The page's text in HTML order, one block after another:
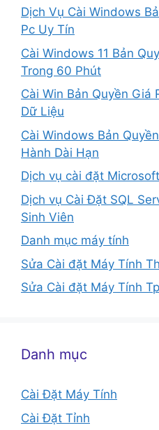
Dịch Vụ Cài Windows
Pc Uy Tín
Cài Windows 11 Bản
Trong 60 Phút
Cài Win Bản Quyền Giá
Dữ Liệu
Cài Windows Bản
Hành Dài Hạn
Dịch vụ cài đặt
Dịch vụ Cài Đặt SQL
Sinh Viên
Danh mục máy tính
Sửa Cài đặt Máy Tính
Sửa Cài đặt Máy Tính
Danh mục
Cài Đặt Máy Tính
Cài Đặt Tỉnh